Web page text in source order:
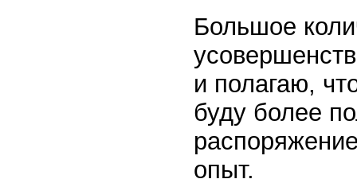
Большое
и полагаю,
буду более
опыт.